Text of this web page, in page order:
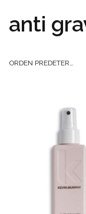
anti
ORDEN PREDETERMINADO